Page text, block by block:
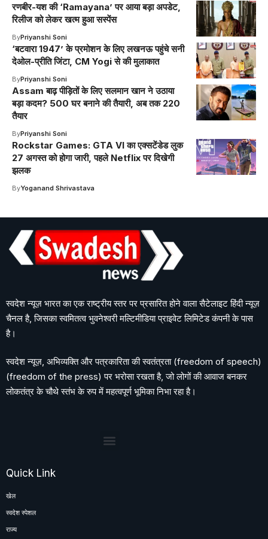
रणबीर-यश की ‘Ramayana’ पर आया बड़ा अपडेट,
रिलीज को लेकर खत्म हुआ सस्पेंस
ByPriyanshi Soni
‘बटवारा 1947’ के प्रमोशन के लिए लखनऊ पहुंचे सनी
देओल-प्र‍ीति जिंटा, CM Yogi से की मुलाकात
ByPriyanshi Soni
Assam बाढ़ पीड़ितों के लिए सलमान खान ने उठाया
बड़ा कदम? 500 घर बनाने की तैयारी, अब तक 220
तैयार
ByPriyanshi Soni
Rockstar Games: GTA VI का एक्सटेंडेड लुक
27 अगस्त को होगा जारी, पहले Netflix पर दिखेगी
झलक
ByYoganand Shrivastava
स्वदेश न्यूज़ भारत का एक राष्ट्रीय स्तर पर प्रसारित होने वाला सैटेलाइट हिंदी न्यूज़
चैनल है, जिसका स्वमितत्व भुवनेश्वरी मल्टिमीडिया प्राइवेट लिमिटेड कंपनी के पास
है।
स्वदेश न्यूज़, अभिव्यक्ति और पत्रकारिता की स्वतंत्रता (freedom of speech)
(freedom of the press) पर भरोसा रखता है, जो लोगों की आवाज बनकर
लोकतंत्र के चौथे स्तंभ के रुप में महत्वपूर्ण भूमिका निभा रहा है।
Quick Link
खेल
स्वदेश स्पेशल
राज्य